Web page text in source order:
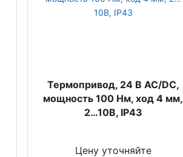
Термопривод, 24 В AC/DC,
мощность 100 Нм, ход 4 мм,
2…10В, IP43
Цену уточняйте